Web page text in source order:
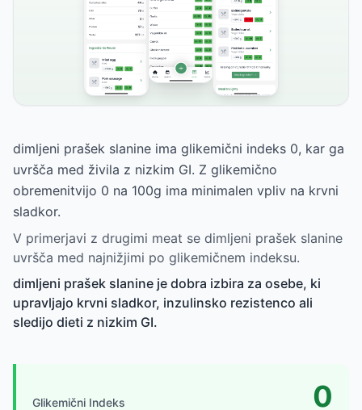
dimljeni prašek slanine ima glikemični indeks 0, kar ga
uvršča med živila z nizkim GI. Z glikemično
obremenitvijo 0 na 100g ima minimalen vpliv na krvni
sladkor.
V primerjavi z drugimi meat se dimljeni prašek slanine
uvršča med najnižjimi po glikemičnem indeksu.
dimljeni prašek slanine je dobra izbira za osebe, ki
upravljajo krvni sladkor, inzulinsko rezistenco ali
sledijo dieti z nizkim GI.
Glikemični Indeks 0